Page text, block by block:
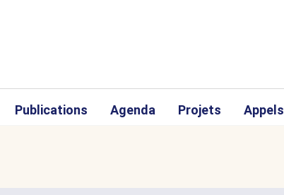
Publications Agenda Projets Appels